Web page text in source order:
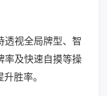
透视全局牌型、智
率及快速自摸等操
胜率。